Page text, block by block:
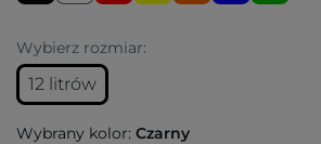
Wybierz rozmiar:
12 litrów
Wybrany kolor: Czarny